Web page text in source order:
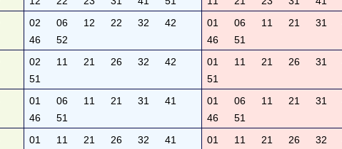
02 06 12 22 32
42
46
52
01 06 11 21 31
46
51
02 11 21 26 32
42
51
01 11 21 26 31
51
01 06 11 21 31
41
46
51
01 06 11 21 31
46
51
01 11 21 26 32
41
01 11 21 26 32